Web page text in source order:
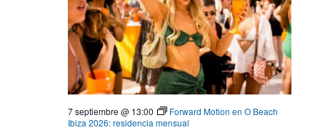
7 septiembre @ 13:00
Forward Motion en O Beach
Ibiza 2026: residencia mensual